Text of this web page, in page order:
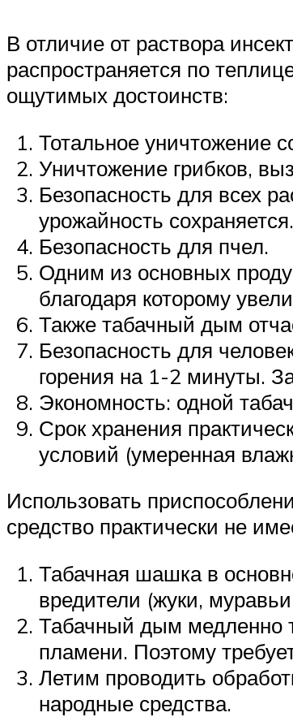
В отличие от раствора
распространяется по
ощутимых достоинств:
Тотальное уничтожение
Уничтожение грибков,
Безопасность для всех
урожайность сохраняется.
Безопасность для пчел.
Одним из основных
благодаря которому
Также табачный дым
Безопасность для
горения на 1-2 минуты.
Экономность: одной
Срок хранения
условий (умеренная
Использовать
средство практически не
Табачная шашка в
вредители (жуки,
Табачный дым медленно
пламени. Поэтому
Летим проводить
народные средства.